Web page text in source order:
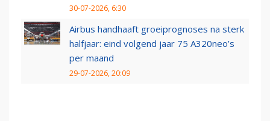
30-07-2026, 6:30
Airbus handhaaft groeiprognoses na sterk
halfjaar: eind volgend jaar 75 A320neo’s
per maand
29-07-2026, 20:09